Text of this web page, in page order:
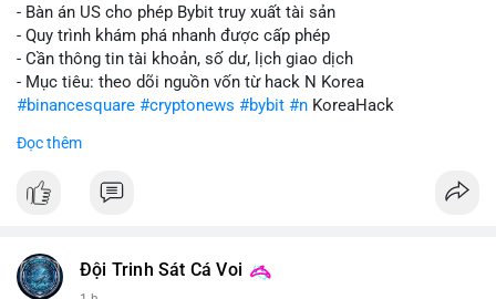
- Bàn án US cho phép Bybit truy xuất tài sản
- Quy trình khám phá nhanh được cấp phép
- Cần thông tin tài khoản, số dư, lịch giao dịch
- Mục tiêu: theo dõi nguồn vốn từ hack N Korea
#binancesquare #cryptonews #bybit #n KoreaHack
$btc $eth
#vlikevn #titanbot
Đọc thêm
Đội Trinh Sát Cá Voi